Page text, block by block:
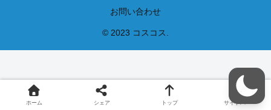
お問い合わせ
© 2023 コスコス.
ホーム シェア トップ サイドバー